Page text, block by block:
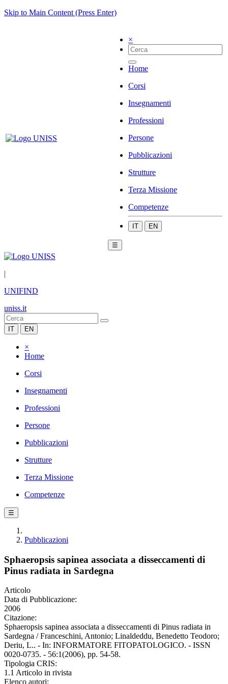
Skip to Main Content (Press Enter)
×
Home
Corsi
Insegnamenti
Professioni
Persone
Pubblicazioni
Strutture
Terza Missione
Competenze
IT EN
☰
|
UNIFIND
uniss.it
IT EN
×
Home
Corsi
Insegnamenti
Professioni
Persone
Pubblicazioni
Strutture
Terza Missione
Competenze
☰
Pubblicazioni
Sphaeropsis sapinea associata a disseccamenti di
Pinus radiata in Sardegna
Articolo
Data di Pubblicazione:
2006
Citazione:
Sphaeropsis sapinea associata a disseccamenti di Pinus radiata in
Sardegna / Franceschini, Antonio; Linaldeddu, Benedetto Teodoro;
Deriu, L.. - In: INFORMATORE FITOPATOLOGICO. - ISSN
0020-0735. - 56:1(2006), pp. 54-58.
Tipologia CRIS:
1.1 Articolo in rivista
Elenco autori: